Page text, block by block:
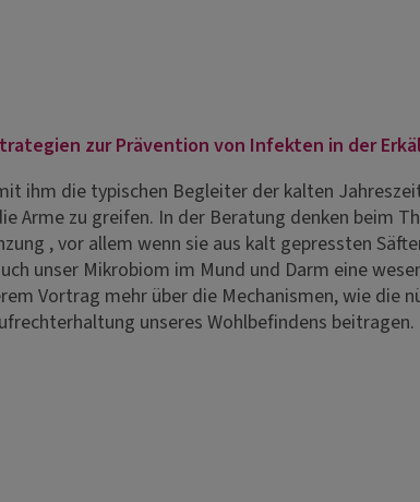
zur Prävention von Infekten in der
ihm die typischen Begleiter der kalten
zu greifen. In der Beratung denken beim
, vor allem wenn sie aus kalt gepressten
unser Mikrobiom im Mund und Darm eine
Vortrag mehr über die Mechanismen, wie die
unseres Wohlbefindens beitragen.